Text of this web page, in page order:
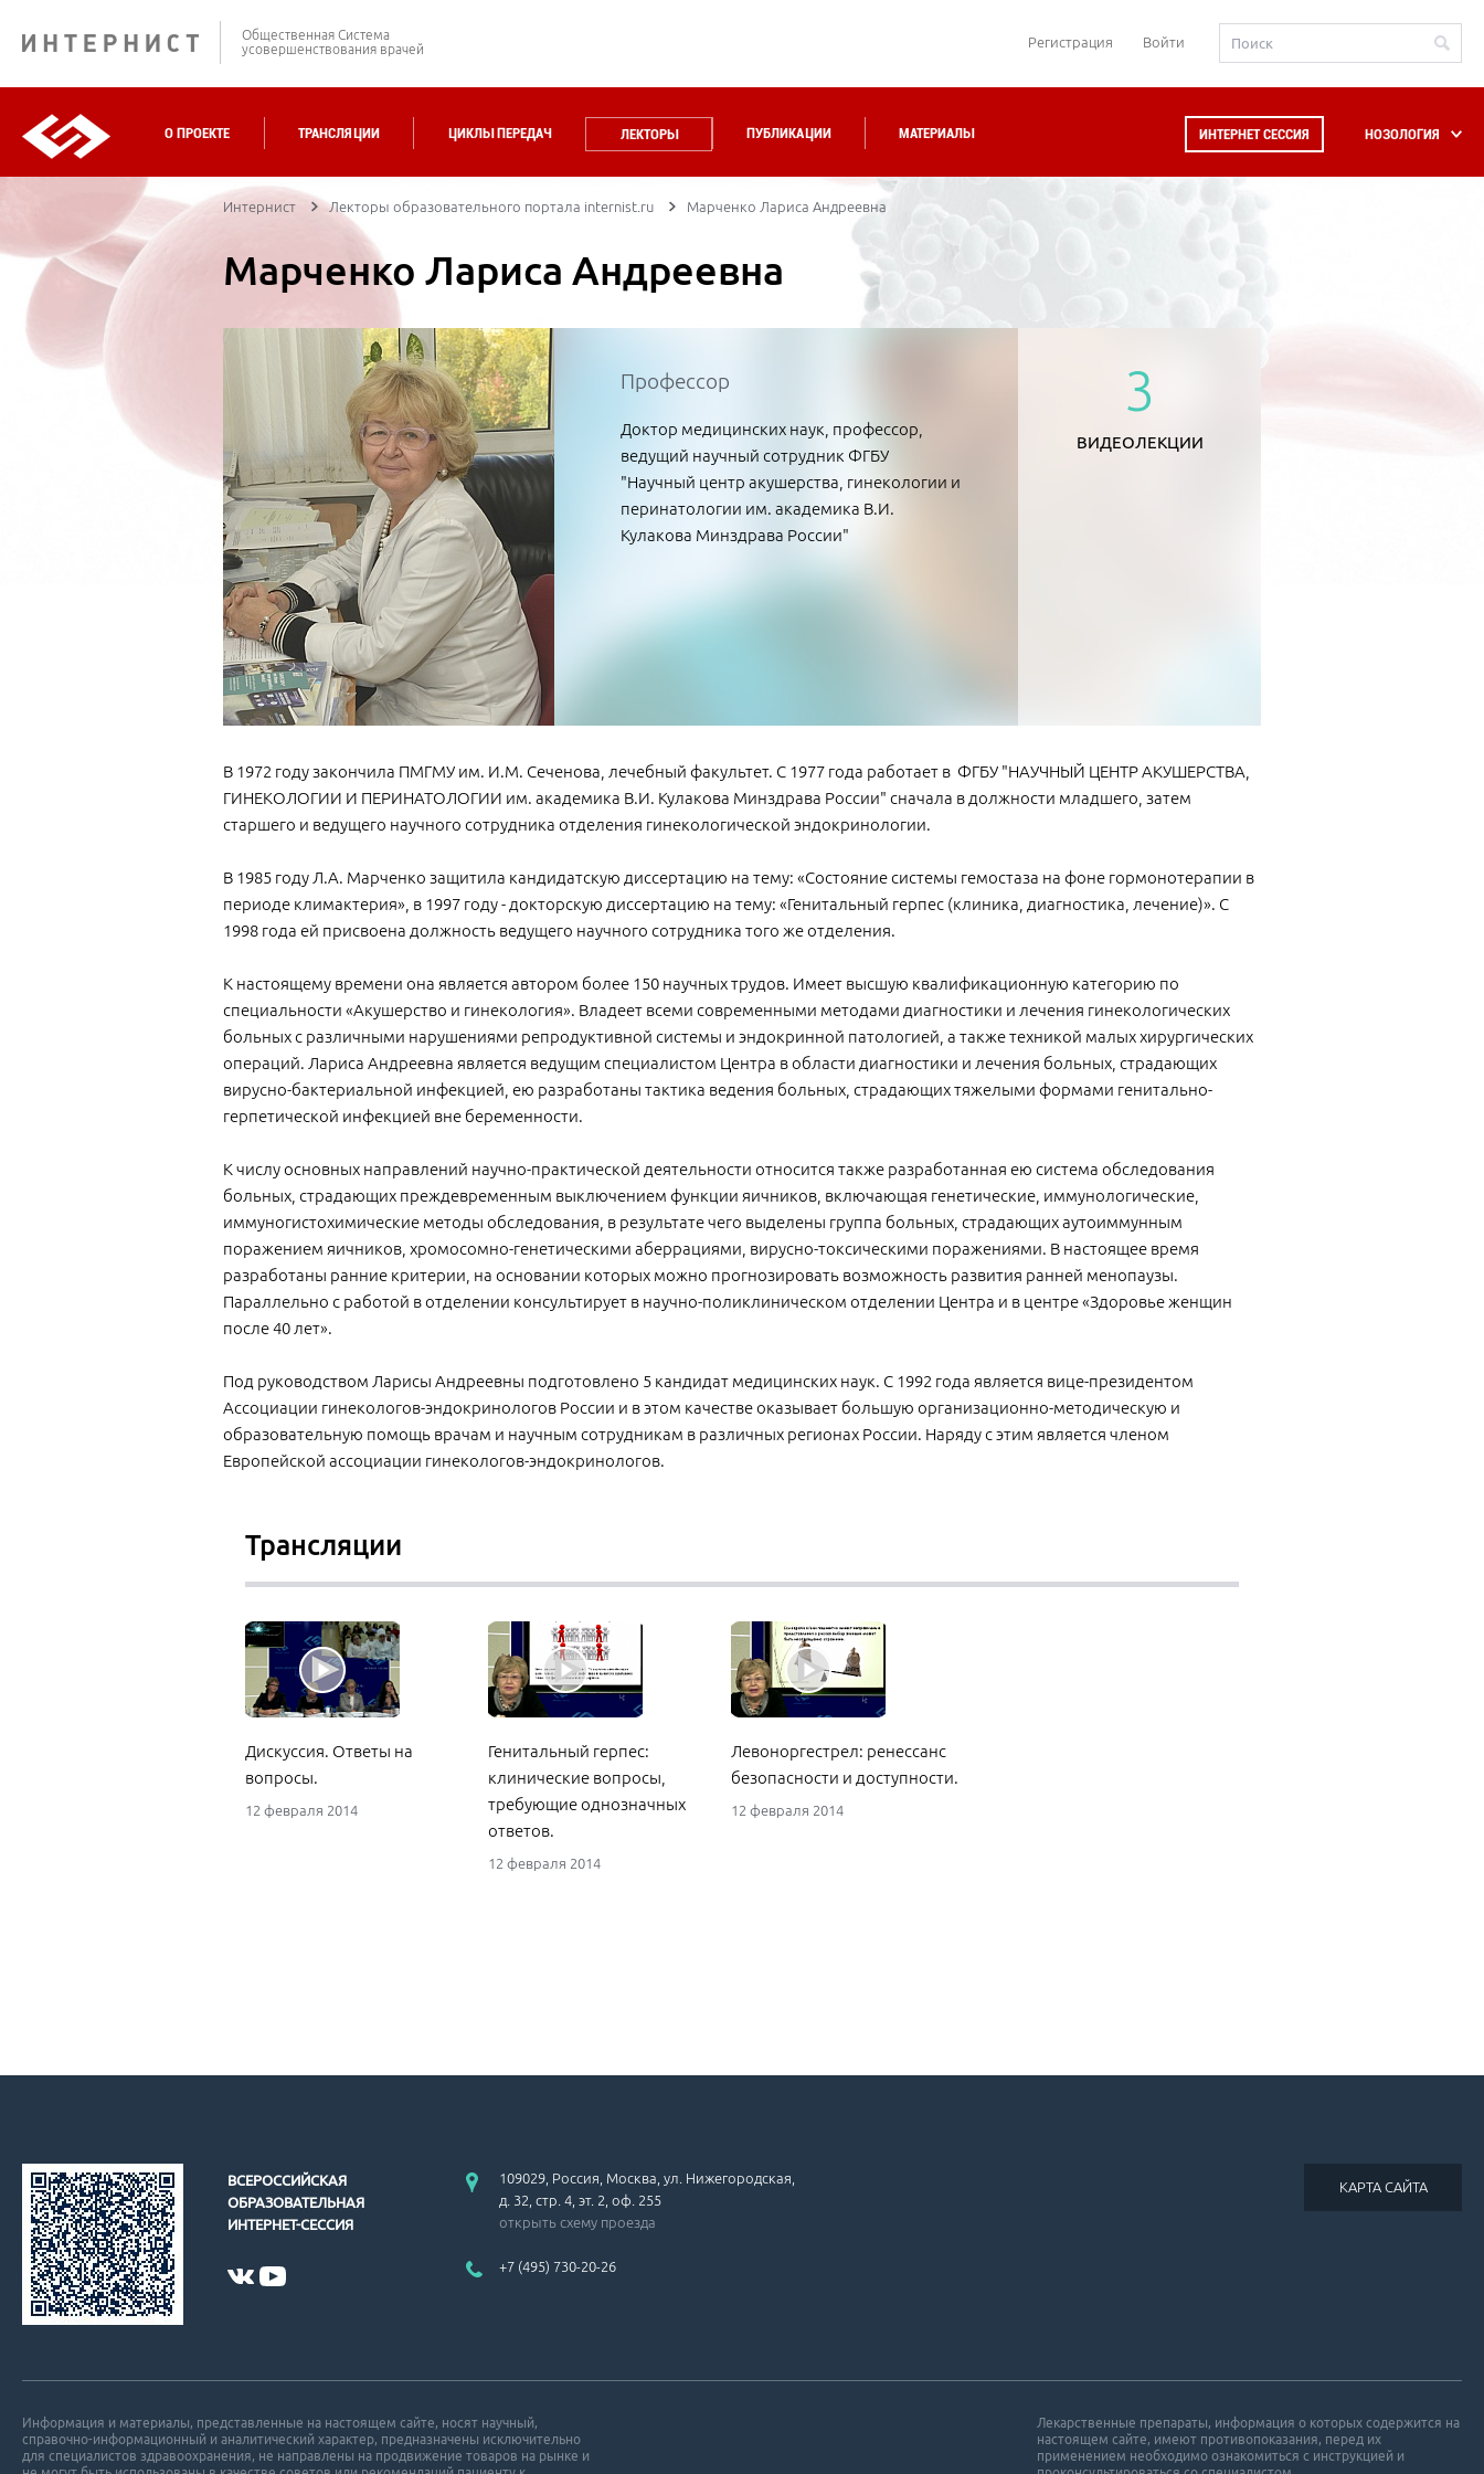
Общественная Система
усовершенствования врачей
Регистрация Войти
О ПРОЕКТЕ ТРАНСЛЯЦИИ ЦИКЛЫ ПЕРЕДАЧ ЛЕКТОРЫ ПУБЛИКАЦИИ МАТЕРИАЛЫ ИНТЕРНЕТ СЕССИЯ НОЗОЛОГИЯ
Интернист Лекторы образовательного портала internist.ru Марченко Лариса Андреевна
Марченко Лариса Андреевна
Профессор
Доктор медицинских наук, профессор,
ведущий научный сотрудник ФГБУ
"Научный центр акушерства, гинекологии и
перинатологии им. академика В.И.
Кулакова Минздрава России"
3
ВИДЕОЛЕКЦИИ
В 1972 году закончила ПМГМУ им. И.М. Сеченова, лечебный факультет. С 1977 года работает в ФГБУ "НАУЧНЫЙ ЦЕНТР АКУШЕРСТВА,
ГИНЕКОЛОГИИ И ПЕРИНАТОЛОГИИ им. академика В.И. Кулакова Минздрава России" сначала в должности младшего, затем
старшего и ведущего научного сотрудника отделения гинекологической эндокринологии.
В 1985 году Л.А. Марченко защитила кандидатскую диссертацию на тему: «Состояние системы гемостаза на фоне гормонотерапии в
периоде климактерия», в 1997 году - докторскую диссертацию на тему: «Генитальный герпес (клиника, диагностика, лечение)». С
1998 года ей присвоена должность ведущего научного сотрудника того же отделения.
К настоящему времени она является автором более 150 научных трудов. Имеет высшую квалификационную категорию по
специальности «Акушерство и гинекология». Владеет всеми современными методами диагностики и лечения гинекологических
больных с различными нарушениями репродуктивной системы и эндокринной патологией, а также техникой малых хирургических
операций. Лариса Андреевна является ведущим специалистом Центра в области диагностики и лечения больных, страдающих
вирусно-бактериальной инфекцией, ею разработаны тактика ведения больных, страдающих тяжелыми формами генитально-
герпетической инфекцией вне беременности.
К числу основных направлений научно-практической деятельности относится также разработанная ею система обследования
больных, страдающих преждевременным выключением функции яичников, включающая генетические, иммунологические,
иммуногистохимические методы обследования, в результате чего выделены группа больных, страдающих аутоиммунным
поражением яичников, хромосомно-генетическими аберрациями, вирусно-токсическими поражениями. В настоящее время
разработаны ранние критерии, на основании которых можно прогнозировать возможность развития ранней менопаузы.
Параллельно с работой в отделении консультирует в научно-поликлиническом отделении Центра и в центре «Здоровье женщин
после 40 лет».
Под руководством Ларисы Андреевны подготовлено 5 кандидат медицинских наук. С 1992 года является вице-президентом
Ассоциации гинекологов-эндокринологов России и в этом качестве оказывает большую организационно-методическую и
образовательную помощь врачам и научным сотрудникам в различных регионах России. Наряду с этим является членом
Европейской ассоциации гинекологов-эндокринологов.
Трансляции
Дискуссия. Ответы на
вопросы.
12 февраля 2014
Генитальный герпес:
клинические вопросы,
требующие однозначных
ответов.
12 февраля 2014
Левоноргестрел: ренессанс
безопасности и доступности.
12 февраля 2014
ВСЕРОССИЙСКАЯ
ОБРАЗОВАТЕЛЬНАЯ
ИНТЕРНЕТ-СЕССИЯ
109029, Россия, Москва, ул. Нижегородская,
д. 32, стр. 4, эт. 2, оф. 255
открыть схему проезда
+7 (495) 730-20-26
КАРТА САЙТА
Информация и материалы, представленные на настоящем сайте, носят научный,
справочно-информационный и аналитический характер, предназначены исключительно
для специалистов здравоохранения, не направлены на продвижение товаров на рынке и
Лекарственные препараты, информация о которых содержится на
настоящем сайте, имеют противопоказания, перед их
применением необходимо ознакомиться с инструкцией и